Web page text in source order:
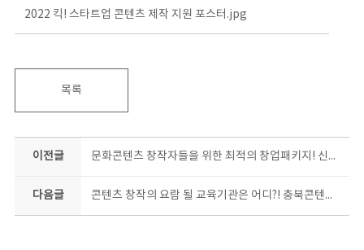
2022 킥! 스타트업 콘텐츠 제작 지원 포스터.jpg
목록
이전글 문화콘텐츠 창작자들을 위한 최적의 창업패키지! 신청하면, 창업한다~
다음글 콘텐츠 창작의 요람 될 교육기관은 어디?! 충북콘텐츠코리아랩 ‘콘텐츠 창작과정’함께 할 교육기관 모집